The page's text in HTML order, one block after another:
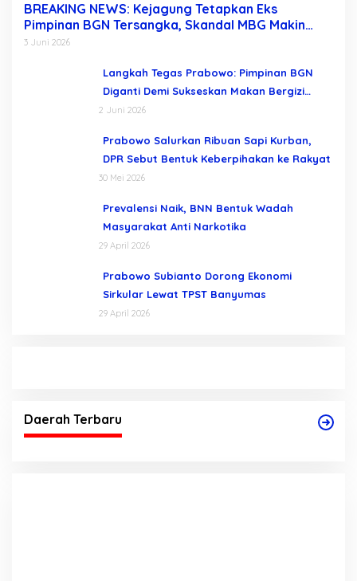
BREAKING NEWS: Kejagung Tetapkan Eks
Pimpinan BGN Tersangka, Skandal MBG Makin
Terkuak Usai Dadan Hindayana Dicopot
3 Juni 2026
Langkah Tegas Prabowo: Pimpinan BGN
Diganti Demi Sukseskan Makan Bergizi
Gratis
2 Juni 2026
Prabowo Salurkan Ribuan Sapi Kurban,
DPR Sebut Bentuk Keberpihakan ke Rakyat
30 Mei 2026
Prevalensi Naik, BNN Bentuk Wadah
Masyarakat Anti Narkotika
29 April 2026
Prabowo Subianto Dorong Ekonomi
Sirkular Lewat TPST Banyumas
29 April 2026
Daerah Terbaru